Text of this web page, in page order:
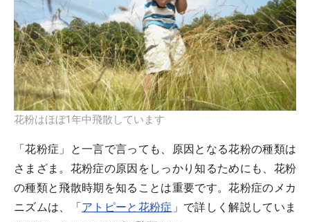
花粉はほぼ1年中飛散しています
「花粉症」と一言で言っても、原因となる花粉の種類は
さまざま。花粉症の原因をしっかり知るためにも、花粉
の種類と飛散時期を知ることは重要です。花粉症のメカ
ニズムは、「 アトピーと花粉症 」で詳しく解説していま